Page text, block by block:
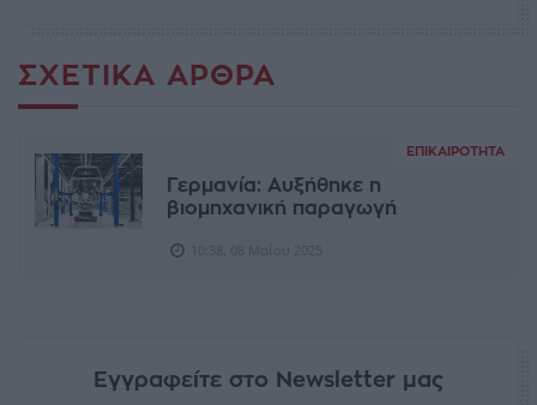
ΣΧΕΤΙΚΆ ΆΡΘΡΑ
ΕΠΙΚΑΙΡΌΤΗΤΑ
Γερμανία: Αυξήθηκε η
βιομηχανική παραγωγή
Εγγραφείτε στο Newsletter μας